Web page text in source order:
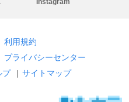
Instagram
利用規約
プライバシーセンター
プ | サイトマップ